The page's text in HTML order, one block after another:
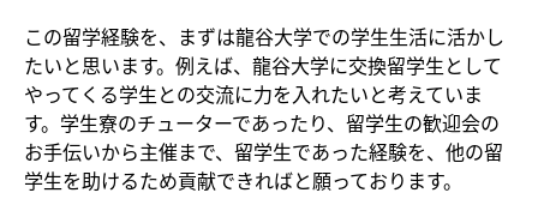
この留学経験を、まずは龍谷大学での学生生活に活かし
たいと思います。例えば、龍谷大学に交換留学生として
やってくる学生との交流に力を入れたいと考えていま
す。学生寮のチューターであったり、留学生の歓迎会の
お手伝いから主催まで、留学生であった経験を、他の留
学生を助けるため貢献できればと願っております。